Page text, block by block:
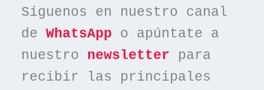
Síguenos en nuestro canal
de WhatsApp o apúntate a
nuestro newsletter para
recibir las principales